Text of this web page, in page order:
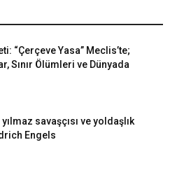
“Çerçeve Yasa” Meclis’te;
Sınır Ölümleri ve Dünyada
yılmaz savaşçısı ve yoldaşlık
Engels